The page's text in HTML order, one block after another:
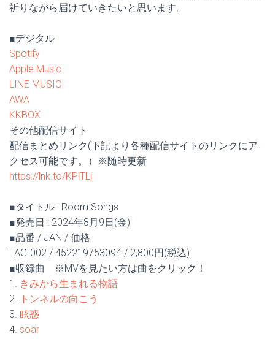
祈りながら届けていきたいと思います。
■デジタル
Spotify
Apple Music
LINE MUSIC
AWA
KKBOX
その他配信サイト
配信まとめリンク(下記より各種配信サイトのリンクにア
クセス可能です。）※随時更新
https://lnk.to/KPlTLj
■タイトル : Room Songs
■発売日 : 2024年8月9日(金)
■品番 / JAN / 価格
TAG-002 / 452219753094 / 2,800円(税込)
■収録曲 ※MVを見たい方は曲をクリック！
1. きみから生まれる物語
2. トンネルの向こう
3. 眩惑
4. soar